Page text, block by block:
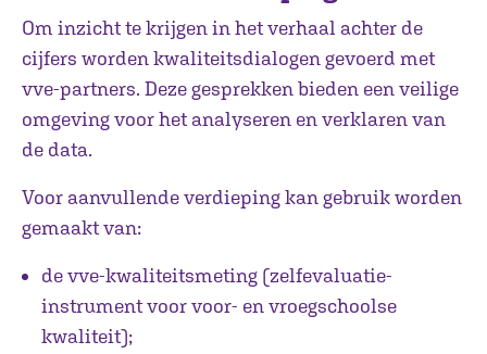
Om inzicht te krijgen in het verhaal achter de
cijfers worden kwaliteitsdialogen gevoerd met
vve-partners. Deze gesprekken bieden een veilige
omgeving voor het analyseren en verklaren van
de data.
Voor aanvullende verdieping kan gebruik worden
gemaakt van:
de vve-kwaliteitsmeting (zelfevaluatie-
instrument voor voor- en vroegschoolse
kwaliteit);